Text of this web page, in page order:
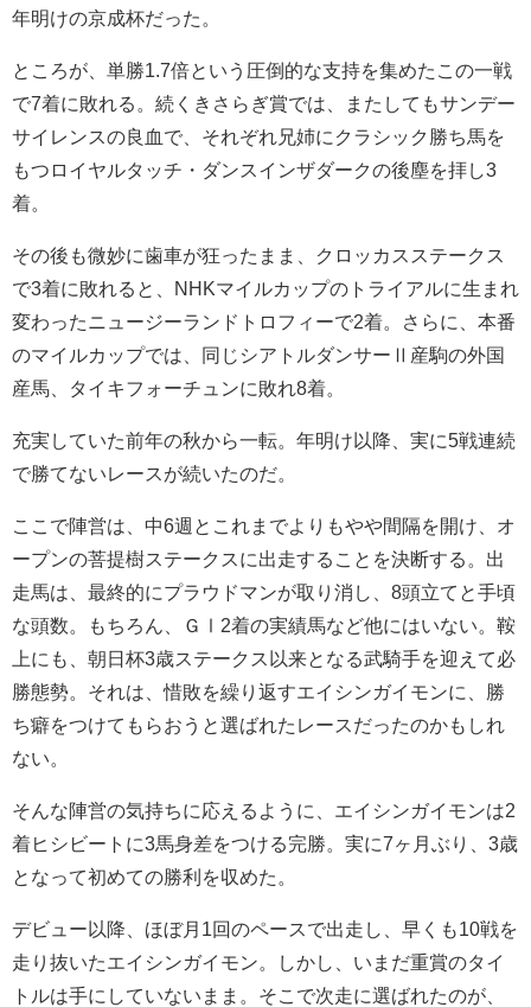
年明けの京成杯だった。
ところが、単勝1.7倍という圧倒的な支持を集めたこの一戦
で7着に敗れる。続くきさらぎ賞では、またしてもサンデー
サイレンスの良血で、それぞれ兄姉にクラシック勝ち馬を
もつロイヤルタッチ・ダンスインザダークの後塵を拝し3
着。
その後も微妙に歯車が狂ったまま、クロッカスステークス
で3着に敗れると、NHKマイルカップのトライアルに生まれ
変わったニュージーランドトロフィーで2着。さらに、本番
のマイルカップでは、同じシアトルダンサーⅡ産駒の外国
産馬、タイキフォーチュンに敗れ8着。
充実していた前年の秋から一転。年明け以降、実に5戦連続
で勝てないレースが続いたのだ。
ここで陣営は、中6週とこれまでよりもやや間隔を開け、オ
ープンの菩提樹ステークスに出走することを決断する。出
走馬は、最終的にプラウドマンが取り消し、8頭立てと手頃
な頭数。もちろん、ＧⅠ2着の実績馬など他にはいない。鞍
上にも、朝日杯3歳ステークス以来となる武騎手を迎えて必
勝態勢。それは、惜敗を繰り返すエイシンガイモンに、勝
ち癖をつけてもらおうと選ばれたレースだったのかもしれ
ない。
そんな陣営の気持ちに応えるように、エイシンガイモンは2
着ヒシビートに3馬身差をつける完勝。実に7ヶ月ぶり、3歳
となって初めての勝利を収めた。
デビュー以降、ほぼ月1回のペースで出走し、早くも10戦を
走り抜いたエイシンガイモン。しかし、いまだ重賞のタイ
トルは手にしていないまま。そこで次走に選ばれたのが、